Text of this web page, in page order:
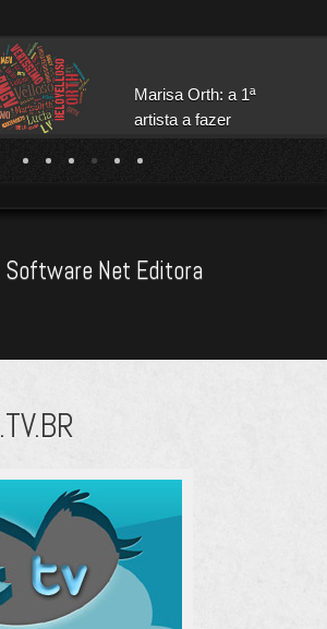
Marisa Orth: a 1ª
artista a fazer
narração para
softwares e
Software Net Editora